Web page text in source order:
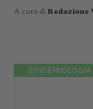
A cura di Redazione
EPIDEMIOLOGIA